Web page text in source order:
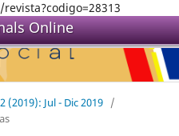
Online
(2019): Jul - Dic 2019 /